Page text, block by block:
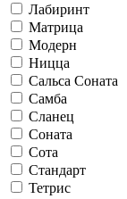
Лабиринт
Матрица
Модерн
Ницца
Сальса Соната
Самба
Сланец
Соната
Сота
Стандарт
Тетрис